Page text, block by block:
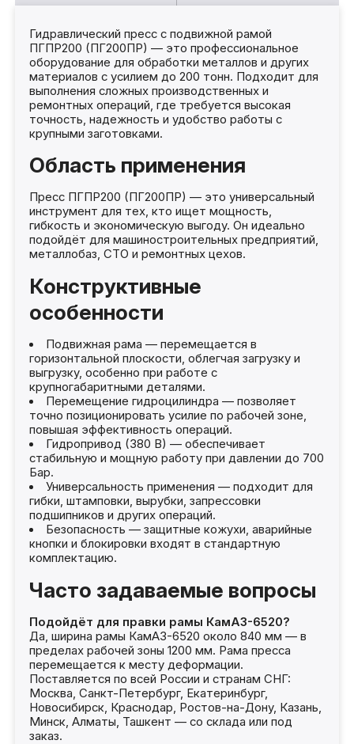
Гидравлический пресс с подвижной рамой
ПГПР200 (ПГ200ПР) — это профессиональное
оборудование для обработки металлов и других
материалов с усилием до 200 тонн. Подходит для
выполнения сложных производственных и
ремонтных операций, где требуется высокая
точность, надежность и удобство работы с
крупными заготовками.
Область применения
Пресс ПГПР200 (ПГ200ПР) — это универсальный
инструмент для тех, кто ищет мощность,
гибкость и экономическую выгоду. Он идеально
подойдёт для машиностроительных предприятий,
металлобаз, СТО и ремонтных цехов.
Конструктивные
особенности
Подвижная рама — перемещается в
горизонтальной плоскости, облегчая загрузку и
выгрузку, особенно при работе с
крупногабаритными деталями.
Перемещение гидроцилиндра — позволяет
точно позиционировать усилие по рабочей зоне,
повышая эффективность операций.
Гидропривод (380 В) — обеспечивает
стабильную и мощную работу при давлении до 700
Бар.
Универсальность применения — подходит для
гибки, штамповки, вырубки, запрессовки
подшипников и других операций.
Безопасность — защитные кожухи, аварийные
кнопки и блокировки входят в стандартную
комплектацию.
Часто задаваемые вопросы
Подойдёт для правки рамы КамАЗ-6520?
Да, ширина рамы КамАЗ-6520 около 840 мм — в
пределах рабочей зоны 1200 мм. Рама пресса
перемещается к месту деформации.
Поставляется по всей России и странам СНГ:
Москва, Санкт-Петербург, Екатеринбург,
Новосибирск, Краснодар, Ростов-на-Дону, Казань,
Минск, Алматы, Ташкент — со склада или под
заказ.